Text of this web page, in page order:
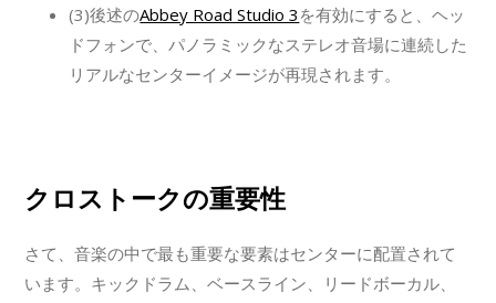
(3)後述のAbbey Road Studio 3 を有効にすると、ヘッ
ドフォンで、パノラミックなステレオ音場に連続した
リアルなセンターイメージが再現されます。
クロストークの重要性
さて、音楽の中で最も重要な要素はセンターに配置されて
います。キックドラム、ベースライン、リードボーカル、